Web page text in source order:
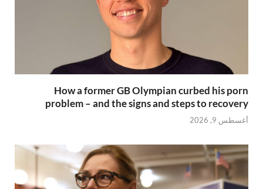
How a former GB Olympian curbed his porn
problem – and the signs and steps to recovery
أغسطس 9, 2026